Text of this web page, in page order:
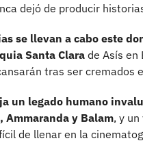
dejó de producir
se llevan a cabo este
Santa Clara de Asís en
tras ser cremados
un legado humano
Ammaranda y Balam, y
de llenar en la